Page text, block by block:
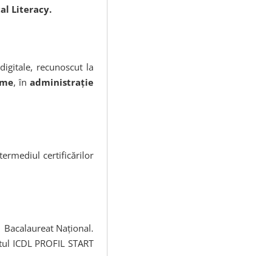
Literacy.
recunoscut la
, în administraţie
certificărilor
Naţional.
PROFIL START